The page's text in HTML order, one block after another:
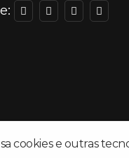
cookies e outras